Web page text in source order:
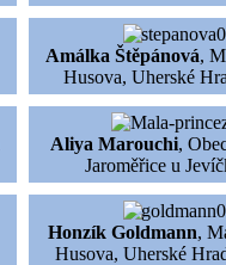
Amálka Štěpánová,
Husova, Uherské
Aliya Marouchi,
Jaroměřice u
Honzík Goldmann,
Husova, Uherské